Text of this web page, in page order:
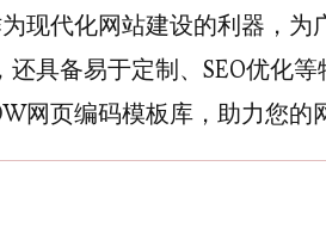
现代化网站建设的利器，为
具备易于定制、SEO优化
网页编码模板库，助力您的